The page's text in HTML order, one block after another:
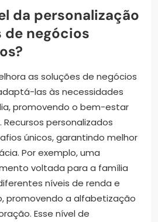
da personalização
de negócios
as soluções de negócios
las às necessidades
promovendo o bem-estar
personalizados
únicos, garantindo melhor
Por exemplo, uma
voltada para a família
níveis de renda e
promovendo a alfabetização
Esse nível de